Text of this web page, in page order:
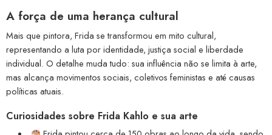
A força de uma herança cultural
Mais que pintora, Frida se transformou em mito cultural,
representando a luta por identidade, justiça social e liberdade
individual. O detalhe muda tudo: sua influência não se limita à arte,
mas alcança movimentos sociais, coletivos feministas e até causas
políticas atuais.
Curiosidades sobre Frida Kahlo e sua arte